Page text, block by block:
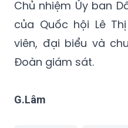
Chủ nhiệm Ủy ban
của Quốc hội Lê
viên, đại biểu và
Đoàn giám sát.
G.Lâm